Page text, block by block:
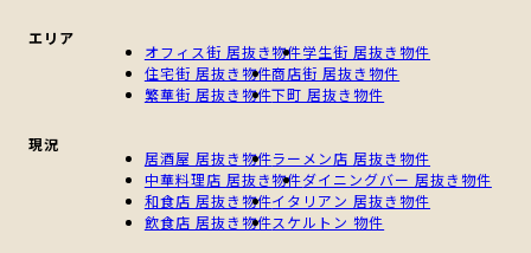
エリア
オフィス街 居抜き物件学生街 居抜き物件
住宅街 居抜き物件商店街 居抜き物件
繁華街 居抜き物件下町 居抜き物件
現況
居酒屋 居抜き物件ラーメン店 居抜き物件
中華料理店 居抜き物件ダイニングバー 居抜き物件
和食店 居抜き物件イタリアン 居抜き物件
飲食店 居抜き物件スケルトン 物件